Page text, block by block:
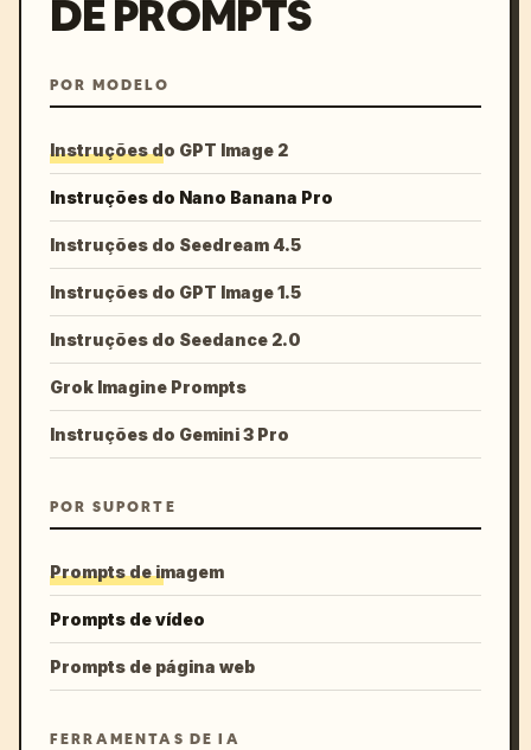
DE PROMPTS
POR MODELO
Instruções do GPT Image 2
Instruções do Nano Banana Pro
Instruções do Seedream 4.5
Instruções do GPT Image 1.5
Instruções do Seedance 2.0
Grok Imagine Prompts
Instruções do Gemini 3 Pro
POR SUPORTE
Prompts de imagem
Prompts de vídeo
Prompts de página web
FERRAMENTAS DE IA